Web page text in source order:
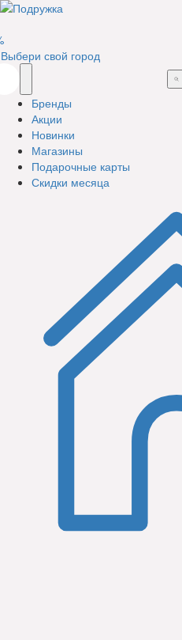
Выбери свой город
Бренды
Акции
Новинки
Магазины
Подарочные карты
Скидки месяца